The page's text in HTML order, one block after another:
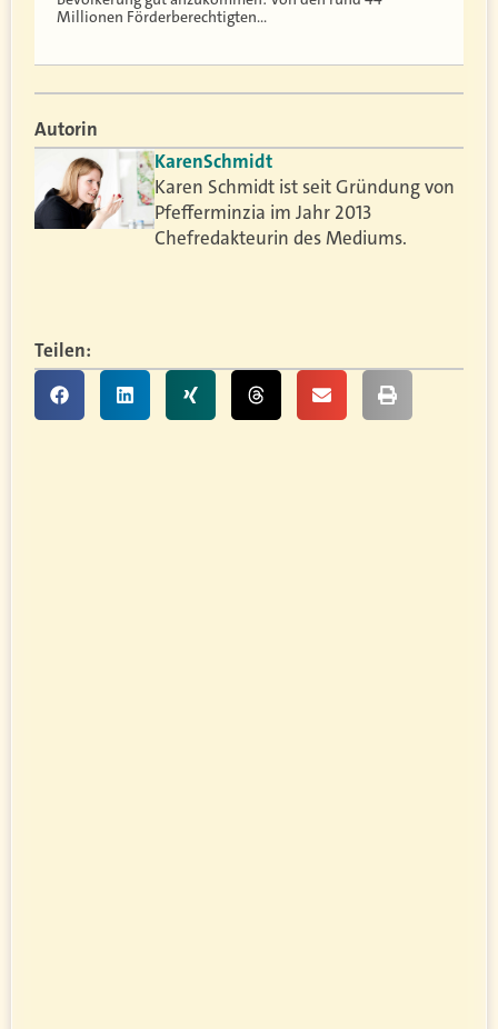
Millionen Förderberechtigten…
Autorin
KarenSchmidt
Karen Schmidt ist seit Gründung von
Pfefferminzia im Jahr 2013
Chefredakteurin des Mediums.
Teilen: